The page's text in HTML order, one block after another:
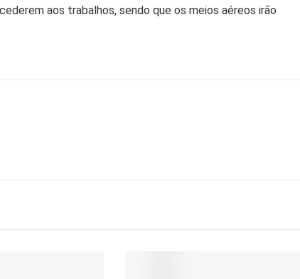
aos trabalhos, sendo que os meios aéreos irão